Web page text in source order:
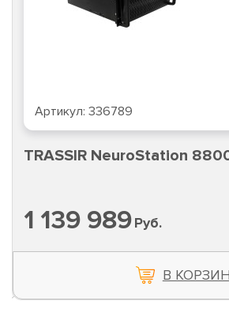
Артикул: 336789
TRASSIR NeuroStation
1 139 989Руб.
В